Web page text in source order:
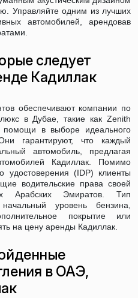
Управляйте одним из лучших
автомобилей, арендовав
следует
Кадиллак
обеспечивают компании по
в Дубае, такие как Zenith
в выборе идеального
гарантируют, что каждый
автомобиль, предлагая
Кадиллак. Помимо
удостоверения (IDP) клиенты
водительские права своей
Арабских Эмиратов. Тип
уровень бензина,
покрытие или
на цену аренды Кадиллак.
в ОАЭ,